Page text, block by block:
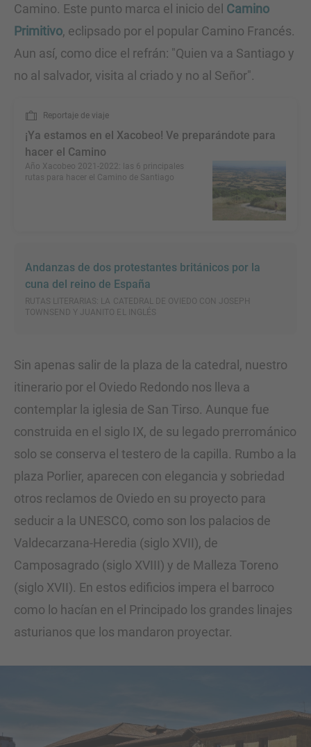
Camino. Este punto marca el inicio del Camino
Primitivo, eclipsado por el popular Camino Francés.
Aun así, como dice el refrán: "Quien va a Santiago y
no al salvador, visita al criado y no al Señor".
Reportaje de viaje
¡Ya estamos en el Xacobeo! Ve preparándote para
hacer el Camino
Año Xacobeo 2021-2022: las 6 principales
rutas para hacer el Camino de Santiago
Andanzas de dos protestantes británicos por la
cuna del reino de España
RUTAS LITERARIAS: LA CATEDRAL DE OVIEDO CON JOSEPH
TOWNSEND Y JUANITO EL INGLÉS
Sin apenas salir de la plaza de la catedral, nuestro
itinerario por el Oviedo Redondo nos lleva a
contemplar la iglesia de San Tirso. Aunque fue
construida en el siglo IX, de su legado prerrománico
solo se conserva el testero de la capilla. Rumbo a la
plaza Porlier, aparecen con elegancia y sobriedad
otros reclamos de Oviedo en su proyecto para
seducir a la UNESCO, como son los palacios de
Valdecarzana-Heredia (siglo XVII), de
Camposagrado (siglo XVIII) y de Malleza Toreno
(siglo XVII). En estos edificios impera el barroco
como lo hacían en el Principado los grandes linajes
asturianos que los mandaron proyectar.